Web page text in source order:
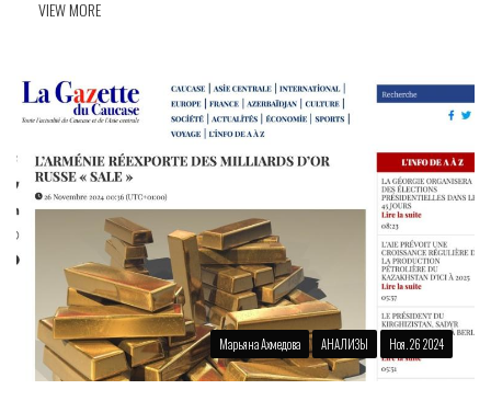
VIEW MORE
Марьяна Ахмедова АНАЛИЗЫ Ноя. 26 2024